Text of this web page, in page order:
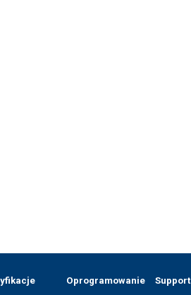
Oprogramowanie
Support